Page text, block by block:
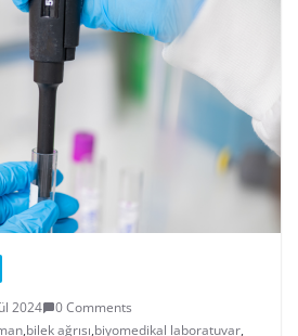
2024
0 Comments
,bilek ağrısı,biyomedikal laboratuvar,